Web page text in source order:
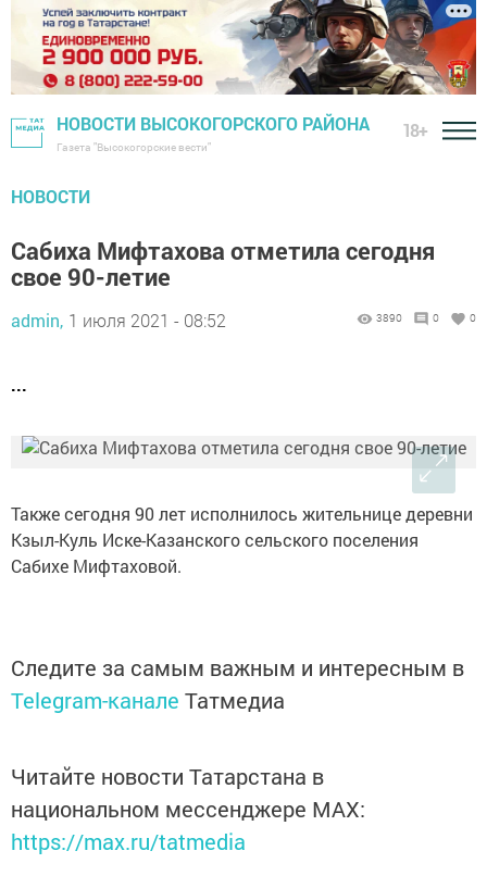
НОВОСТИ ВЫСОКОГОРСКОГО РАЙОНА
Газета "Высокогорские вести"
18+
НОВОСТИ
Сабиха Мифтахова отметила сегодня
свое 90-летие
admin, 1 июля 2021 - 08:52 3890 0 0
...
Также сегодня 90 лет исполнилось жительнице деревни
Кзыл-Куль Иске-Казанского сельского поселения
Сабихе Мифтаховой.
Следите за самым важным и интересным в
Telegram-канале Татмедиа
Читайте новости Татарстана в
национальном мессенджере MАХ:
https://max.ru/tatmedia